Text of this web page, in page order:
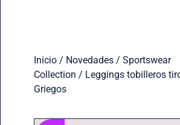
Inicio/ Novedades/ Sportswear
Collection / Leggings tobilleros
Griegos